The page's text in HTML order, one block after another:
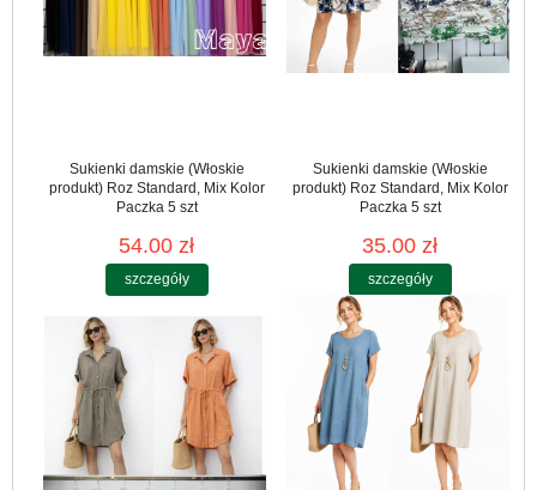
Sukienki damskie (Włoskie
produkt) Roz Standard, Mix Kolor
Paczka 5 szt
54.00 zł
szczegóły
Sukienki damskie (Włoskie
produkt) Roz Standard, Mix Kolor
Paczka 5 szt
35.00 zł
szczegóły